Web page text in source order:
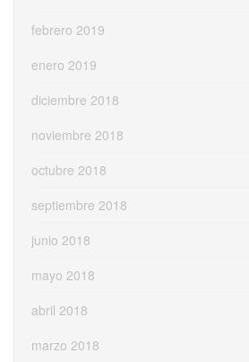
febrero 2019
enero 2019
diciembre 2018
noviembre 2018
octubre 2018
septiembre 2018
junio 2018
mayo 2018
abril 2018
marzo 2018